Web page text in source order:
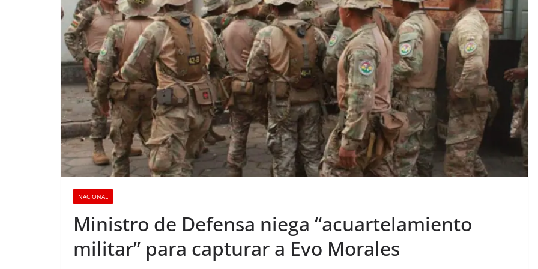
NACIONAL
Ministro de Defensa niega “acuartelamiento
militar” para capturar a Evo Morales